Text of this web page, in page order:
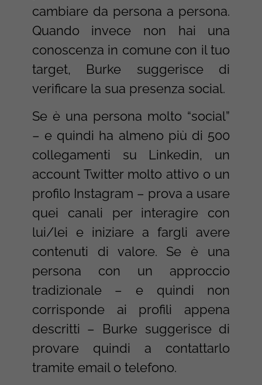
cambiare da persona a persona.
Quando invece non hai una
conoscenza in comune con il tuo
target, Burke suggerisce di
verificare la sua presenza social.
Se è una persona molto “social”
– e quindi ha almeno più di 500
collegamenti su Linkedin, un
account Twitter molto attivo o un
profilo Instagram – prova a usare
quei canali per interagire con
lui/lei e iniziare a fargli avere
contenuti di valore. Se è una
persona con un approccio
tradizionale – e quindi non
corrisponde ai profili appena
descritti – Burke suggerisce di
provare quindi a contattarlo
tramite email o telefono.